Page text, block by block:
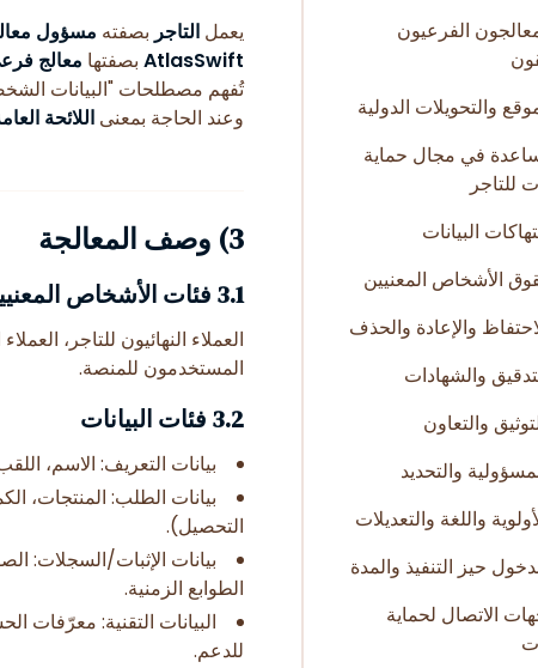
الفرعيون
في مجال حماية
للتاجر
الاتصال لحماية
يعمل التاجر بصفته مسؤول
AtlasSwift بصفتها معالج
تُفهم مصطلحات "البيانات
وعند الحاجة بمعنى اللائحة
3) وصف المعالجة
3.1 فئات الأشخاص المعنيين
العملاء النهائيون للتاجر،
المستخدمون للمنصة.
3.2 فئات البيانات
بيانات التعريف: الاسم،
بيانات الطلب: المنتجات،
التحصيل).
الطوابع الزمنية.
البيانات التقنية: معرّفات
للدعم.